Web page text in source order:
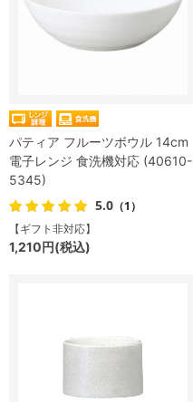
パティア フルーツボウル 14cm
電子レンジ 食洗機対応 (40610-
5345)
5.0 （1）
【ギフト非対応】
1,210円(税込)